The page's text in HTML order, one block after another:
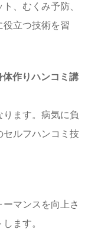
、むくみ予防、
立つ技術を習
作りハンコミ講
ます。病気に負
ルフハンコミ技
マンスを向上さ
ます。